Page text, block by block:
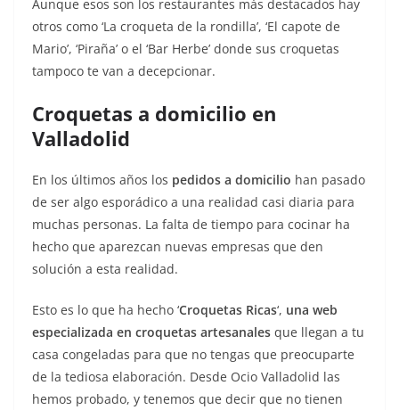
Aunque esos son los restaurantes más destacados hay
otros como ‘La croqueta de la rondilla’, ‘El capote de
Mario’, ‘Piraña’ o el ‘Bar Herbe’ donde sus croquetas
tampoco te van a decepcionar.
Croquetas a domicilio en
Valladolid
En los últimos años los pedidos a domicilio han pasado
de ser algo esporádico a una realidad casi diaria para
muchas personas. La falta de tiempo para cocinar ha
hecho que aparezcan nuevas empresas que den
solución a esta realidad.
Esto es lo que ha hecho ‘Croquetas Ricas‘, una web
especializada en croquetas artesanales que llegan a tu
casa congeladas para que no tengas que preocuparte
de la tediosa elaboración. Desde Ocio Valladolid las
hemos probado, y tenemos que decir que no tienen